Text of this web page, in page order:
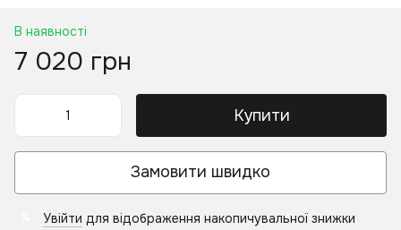
В наявності
7 020 грн
Купити
Замовити швидко
Увійти для відображення накопичувальної знижки